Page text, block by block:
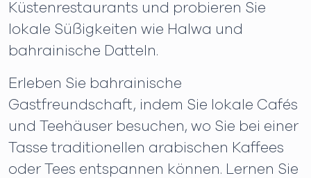
Küstenrestaurants und probieren Sie
lokale Süßigkeiten wie Halwa und
bahrainische Datteln.
Erleben Sie bahrainische
Gastfreundschaft, indem Sie lokale Cafés
und Teehäuser besuchen, wo Sie bei einer
Tasse traditionellen arabischen Kaffees
oder Tees entspannen können. Lernen Sie